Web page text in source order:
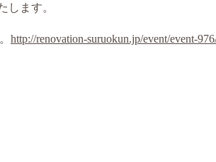
します。
http://renovation-suruokun.jp/event/event-